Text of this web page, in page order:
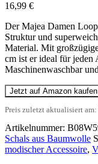
16,99 €
Der Majea Damen
Struktur und
Material. Mit
cm ist er ideal für jeden
Maschinenwaschbar
Jetzt auf Amazon kaufen
Preis zuletzt aktualisiert
Artikelnummer:
Schals aus Baumwolle
modischer Accessoire,